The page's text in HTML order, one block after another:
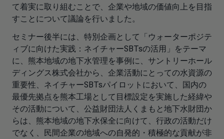
て着実に取り組むことで、企業や地域の価値向上を目指
すことについて議論を行いました。
セミナー後半には、特別企画として「ウォーターポジテ
ィブに向けた実践：ネイチャーSBTsの活用」をテーマ
に、熊本地域の地下水管理を事例に、サントリーホール
ディングス株式会社から、企業活動にとっての水資源の
重要性、ネイチャーSBTsパイロットにおいて、国内の
最優先拠点を熊本工場として目標設定を実施した経緯や
その活動について、公益財団法人くまもと地下水財団か
らは、熊本地域の地下水保全に向けて、行政の活動だけ
でなく、民間企業の地域への自発的・積極的な貢献が非